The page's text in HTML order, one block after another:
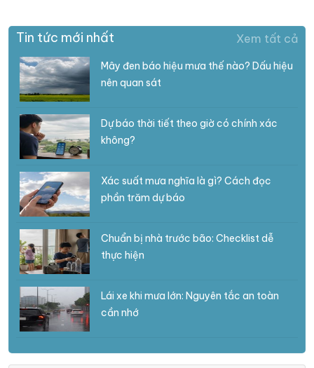
Tin tức mới nhất Xem tất cả
Mây đen báo hiệu mưa thế nào? Dấu hiệu
nên quan sát
Dự báo thời tiết theo giờ có chính xác
không?
Xác suất mưa nghĩa là gì? Cách đọc
phần trăm dự báo
Chuẩn bị nhà trước bão: Checklist dễ
thực hiện
Lái xe khi mưa lớn: Nguyên tắc an toàn
cần nhớ